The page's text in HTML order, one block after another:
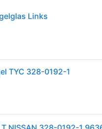
Links
TYC 328-0192-1